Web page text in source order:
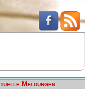
Meldungen